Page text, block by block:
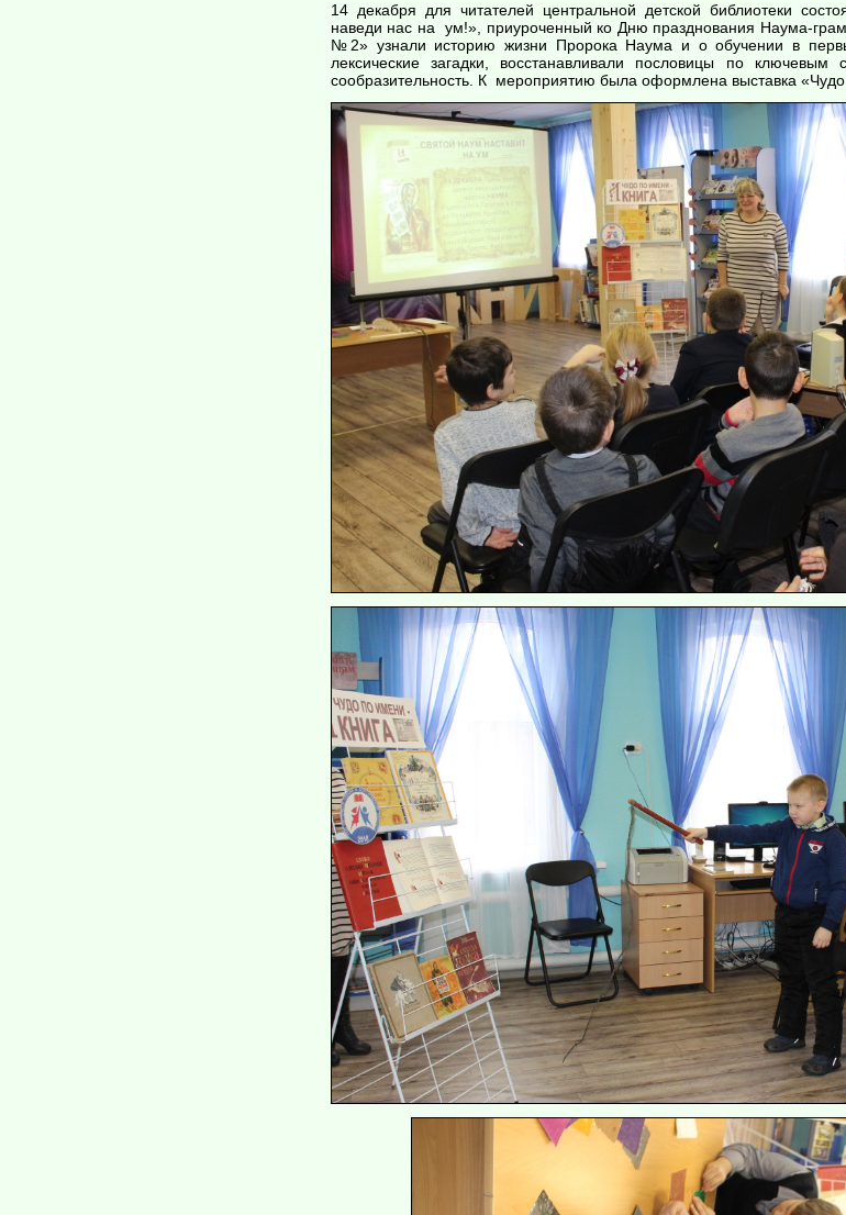
14 декабря для читателей центральной детской библиотеки
наведи нас на ум!», приуроченный ко Дню празднования Наума-
№2» узнали историю жизни Пророка Наума и о обучении в
лексические загадки, восстанавливали пословицы по
сообразительность. К мероприятию была оформлена выставка